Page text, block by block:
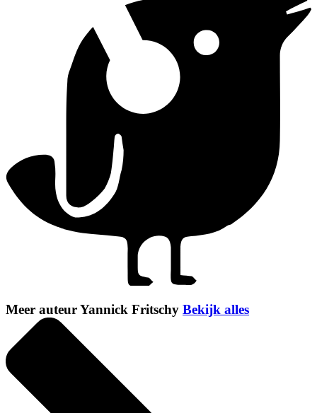
Meer auteur Yannick Fritschy Bekijk alles